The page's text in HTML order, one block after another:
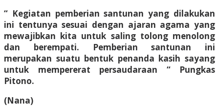
“ Kegiatan pemberian santunan yang dilakukan
ini tentunya sesuai dengan ajaran agama yang
mewajibkan kita untuk saling tolong menolong
dan berempati. Pemberian santunan ini
merupakan suatu bentuk penanda kasih sayang
untuk mempererat persaudaraan “ Pungkas
Pitono.
(Nana)